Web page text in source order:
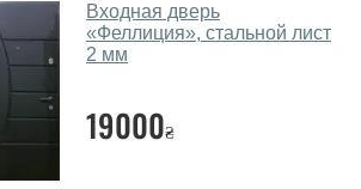
Входная дверь
«Феллиция», стальной лист
2 мм
19000₴